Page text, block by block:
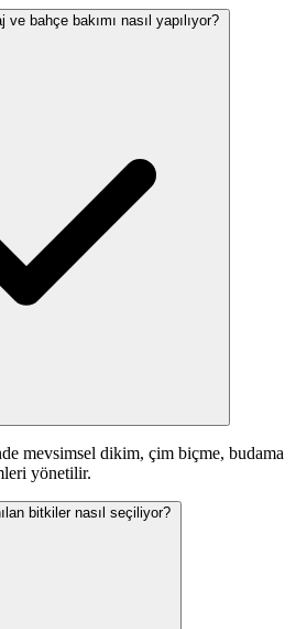
bahçe bakımı nasıl yapılıyor?
mevsimsel dikim, çim biçme, budama
yönetilir.
bitkiler nasıl seçiliyor?